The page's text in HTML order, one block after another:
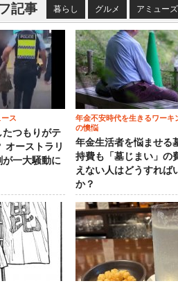
記事 暮らし グルメ アミュー
ス
たつもりがテ
オーストラリ
一大騒動に
年金不安時代を生きるワーキ
の懊悩
年金生活者を悩ませる
持費も「墓じまい」の
えない人はどうすれば
か？